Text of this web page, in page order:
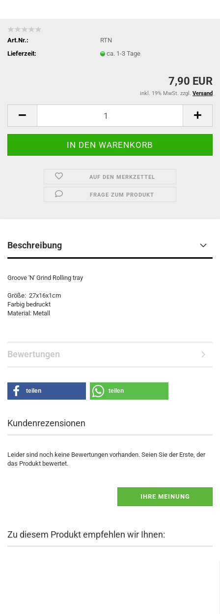
Art.Nr.:
RTN
Lieferzeit:
ca. 1-3 Tage
7,90 EUR
inkl. 19% MwSt. zzgl. Versand
AUF DEN MERKZETTEL
FRAGE ZUM PRODUKT
Beschreibung
Groove 'N' Grind Rolling tray
Größe: 27x16x1cm
Farbig bedruckt
Material: Metall
Bewertungen
teilen teilen
Kundenrezensionen
Leider sind noch keine Bewertungen vorhanden. Seien Sie der Erste, der
das Produkt bewertet.
IHRE MEINUNG
Zu diesem Produkt empfehlen wir Ihnen: